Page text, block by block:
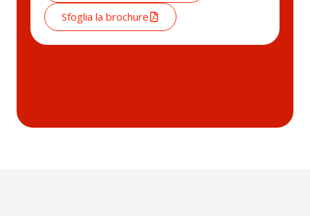
Sfoglia la brochure